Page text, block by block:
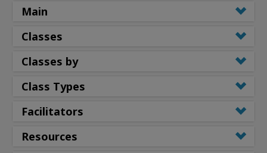
Main
Classes
Classes by
Class Types
Facilitators
Resources